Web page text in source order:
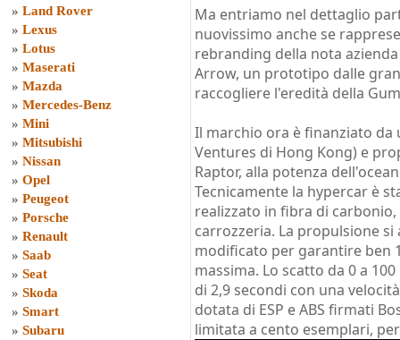
» Land Rover
» Lexus
» Lotus
» Maserati
» Mazda
» Mercedes-Benz
» Mini
» Mitsubishi
» Nissan
» Opel
» Peugeot
» Porsche
» Renault
» Saab
» Seat
» Skoda
» Smart
» Subaru
Ma entriamo nel dettaglio
nuovissimo anche se
rebranding della nota
Arrow, un prototipo dalle
raccogliere l'eredità della
Il marchio ora è finanziato da
Ventures di Hong Kong) e
Raptor, alla potenza
Tecnicamente la hypercar è
realizzato in fibra di
carrozzeria. La propulsione
modificato per garantire ben
massima. Lo scatto da 0 a
di 2,9 secondi con una
dotata di ESP e ABS firmati
limitata a cento esemplari,